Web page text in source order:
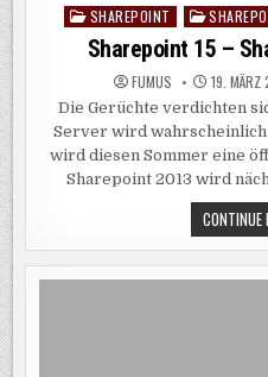
Posted
SHAREPOINT
Sharepoint 15 –
FUMUS 19. MÄRZ
Die Gerüchte verdichten
Server wird wahrscheinlich
wird diesen Sommer eine
Sharepoint 2013 wird
CONTINUE